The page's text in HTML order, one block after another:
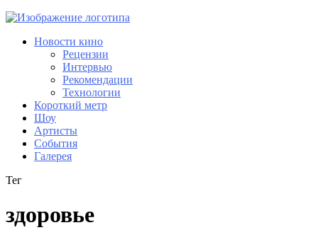
Новости кино
Рецензии
Интервью
Рекомендации
Технологии
Короткий метр
Шоу
Артисты
События
Галерея
Тег
здоровье